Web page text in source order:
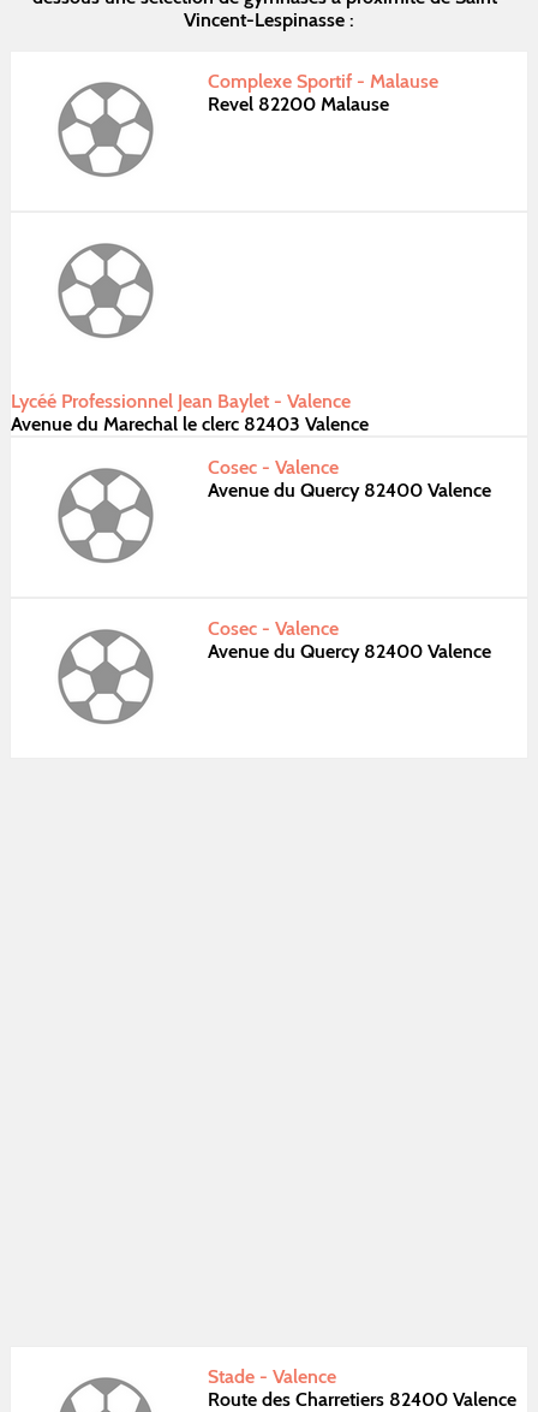
Vincent-Lespinasse :
Complexe Sportif - Malause
Revel 82200 Malause
Lycéé Professionnel Jean Baylet - Valence
Avenue du Marechal le clerc 82403 Valence
Cosec - Valence
Avenue du Quercy 82400 Valence
Cosec - Valence
Avenue du Quercy 82400 Valence
Stade - Valence
Route des Charretiers 82400 Valence